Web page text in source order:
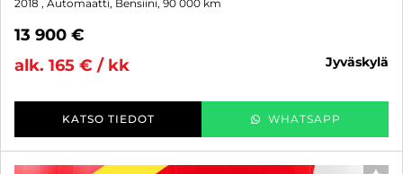
2018 , Automaatti, Bensiini, 90 000 km
13 900 €
alk. 165 € / kk
jyväskylä
KATSO TIEDOT WHATSAPP